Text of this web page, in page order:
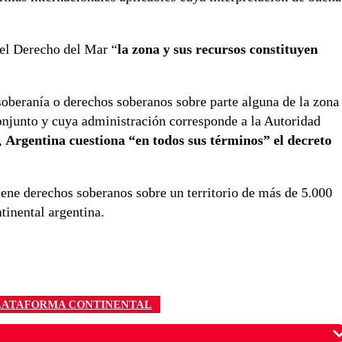
Derecho del Mar “la zona y sus recursos constituyen
o derechos soberanos sobre parte alguna de la zona
y cuya administración corresponde a la Autoridad
Argentina cuestiona “en todos sus términos” el decreto
derechos soberanos sobre un territorio de más de 5.000
argentina.
CONTINENTAL